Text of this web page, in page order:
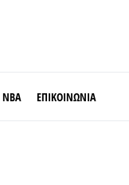
ΝΒΑ ΕΠΙΚΟΙΝΩΝΙΑ